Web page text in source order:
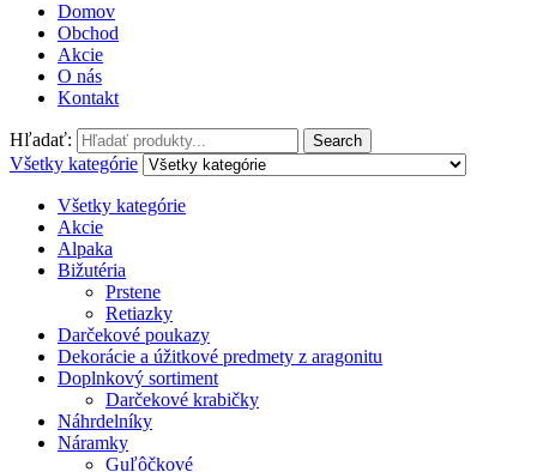
Domov
Obchod
Akcie
O nás
Kontakt
Hľadať: Search
Všetky kategórie
Všetky kategórie
Akcie
Alpaka
Bižutéria
Prstene
Retiazky
Darčekové poukazy
Dekorácie a úžitkové predmety z aragonitu
Doplnkový sortiment
Darčekové krabičky
Náhrdelníky
Náramky
Guľôčkové